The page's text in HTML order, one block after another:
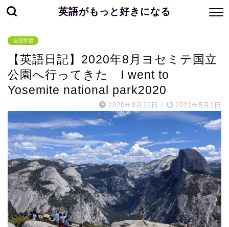
英語がもっと好きになる
英語学習
【英語日記】2020年8月ヨセミテ国立
公園へ行ってきた I went to
Yosemite national park2020
2020年8月22日 / 2021年5月1日